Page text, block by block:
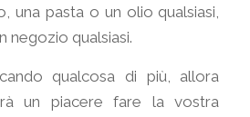
una pasta o un olio qualsiasi,
negozio qualsiasi.
qualcosa di più, allora
un piacere fare la vostra